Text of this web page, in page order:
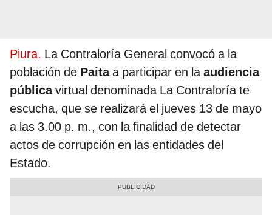
Piura. La Contraloría General convocó a la
población de Paitaa participar en laaudiencia
públicavirtual denominada La Contraloría te
escucha, que se realizará el jueves 13 de mayo
a las 3.00 p. m., con la finalidad de detectar
actos de corrupción en las entidades del
Estado.